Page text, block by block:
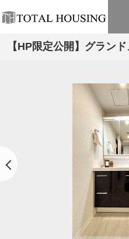
【HP限定公開】グラン